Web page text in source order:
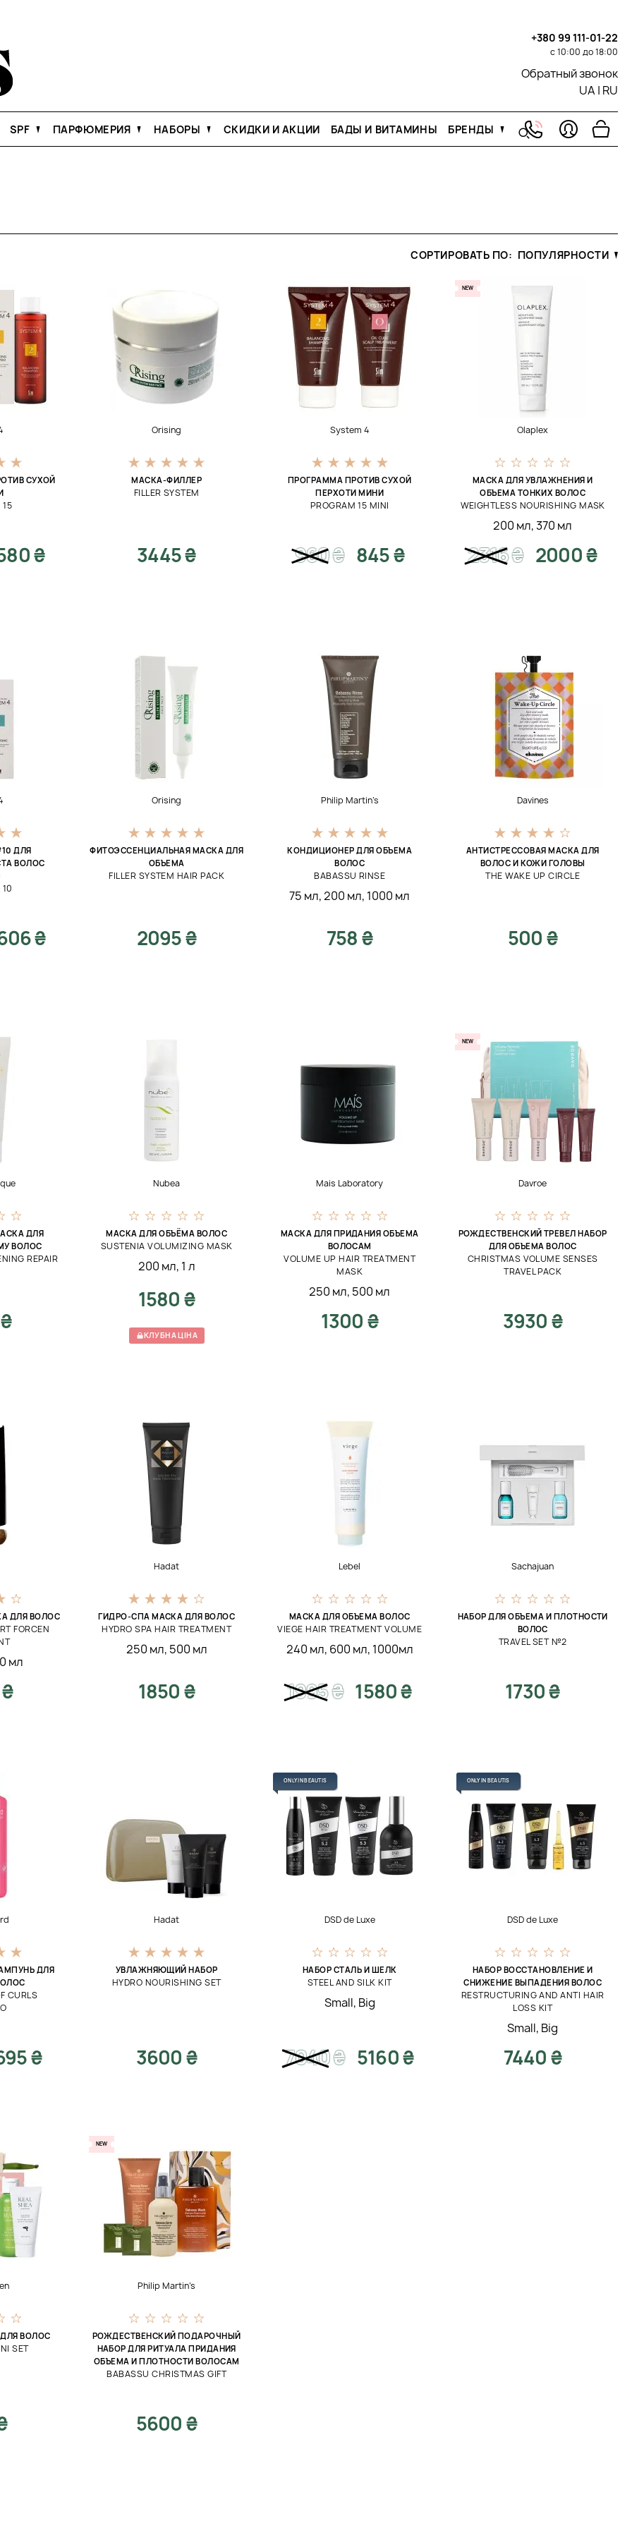
+380 99 111-01-22
с 10:00 до 18:00
Обратный звонок
UA | RU
SPF ПАРФЮМЕРИЯ НАБОРЫ СКИДКИ И АКЦИИ БАДЫ И ВИТАМИНЫ БРЕНДЫ
СОРТИРОВАТЬ ПО: ПОПУЛЯРНОСТИ
СУХОЙ
15
₴
Orising
МАСКА-ФИЛЛЕР
FILLER SYSTEM
3445 ₴
System 4
ПРОГРАММА ПРОТИВ СУХОЙ
ПЕРХОТИ МИНИ
PROGRAM 15 MINI
960₴ 845 ₴
NEW
Olaplex
МАСКА ДЛЯ УВЛАЖНЕНИЯ И
ОБЪЕМА ТОНКИХ ВОЛОС
WEIGHTLESS NOURISHING MASK
200 мл,370 мл
2316₴ 2000 ₴
ДЛЯ
ВОЛОС
₴
Orising
ФИТОЭССЕНЦИАЛЬНАЯ МАСКА ДЛЯ
ОБЪЕМА
FILLER SYSTEM HAIR PACK
2095 ₴
Philip Martin’s
КОНДИЦИОНЕР ДЛЯ ОБЪЕМА
ВОЛОС
BABASSU RINSE
75 мл,200 мл, 1000 мл
758 ₴
Davines
АНТИСТРЕССОВАЯ МАСКА ДЛЯ
ВОЛОС И КОЖИ ГОЛОВЫ
THE WAKE UP CIRCLE
500 ₴
ДЛЯ
ВОЛОС
REPAIR
Nubea
МАСКА ДЛЯ ОБЪЁМА ВОЛОС
SUSTENIA VOLUMIZING MASK
200 мл, 1 л
1580 ₴
КЛУБНА ЦІНА
Mais Laboratory
МАСКА ДЛЯ ПРИДАНИЯ ОБЪЕМА
ВОЛОСАМ
VOLUME UP HAIR TREATMENT
MASK
250 мл, 500 мл
1300 ₴
NEW
Davroe
РОЖДЕСТВЕНСКИЙ ТРЕВЕЛ НАБОР
ДЛЯ ОБЪЕМА ВОЛОС
CHRISTMAS VOLUME SENSES
TRAVEL PACK
3930 ₴
ДЛЯ ВОЛОС
FORCEN
мл
Hadat
ГИДРО-СПА МАСКА ДЛЯ ВОЛОС
HYDRO SPA HAIR TREATMENT
250 мл, 500 мл
1850 ₴
Lebel
МАСКА ДЛЯ ОБЪЕМА ВОЛОС
VIEGE HAIR TREATMENT VOLUME
240 мл, 600 мл, 1000мл
1995₴ 1580 ₴
Sachajuan
НАБОР ДЛЯ ОБЪЕМА И ПЛОТНОСТИ
ВОЛОС
TRAVEL SET №2
1730 ₴
ДЛЯ
CURLS
₴
Hadat
УВЛАЖНЯЮЩИЙ НАБОР
HYDRO NOURISHING SET
3600 ₴
ONLY IN BEAUTIS
DSD de Luxe
НАБОР СТАЛЬ И ШЕЛК
STEEL AND SILK KIT
Small, Big
7040₴ 5160 ₴
ONLY IN BEAUTIS
DSD de Luxe
НАБОР ВОССТАНОВЛЕНИЕ И
СНИЖЕНИЕ ВЫПАДЕНИЯ ВОЛОС
RESTRUCTURING AND ANTI HAIR
LOSS KIT
Small, Big
7440 ₴
ВОЛОС
SET
NEW
Philip Martin’s
РОЖДЕСТВЕНСКИЙ ПОДАРОЧНЫЙ
НАБОР ДЛЯ РИТУАЛА ПРИДАНИЯ
ОБЪЕМА И ПЛОТНОСТИ ВОЛОСАМ
BABASSU CHRISTMAS GIFT
5600 ₴